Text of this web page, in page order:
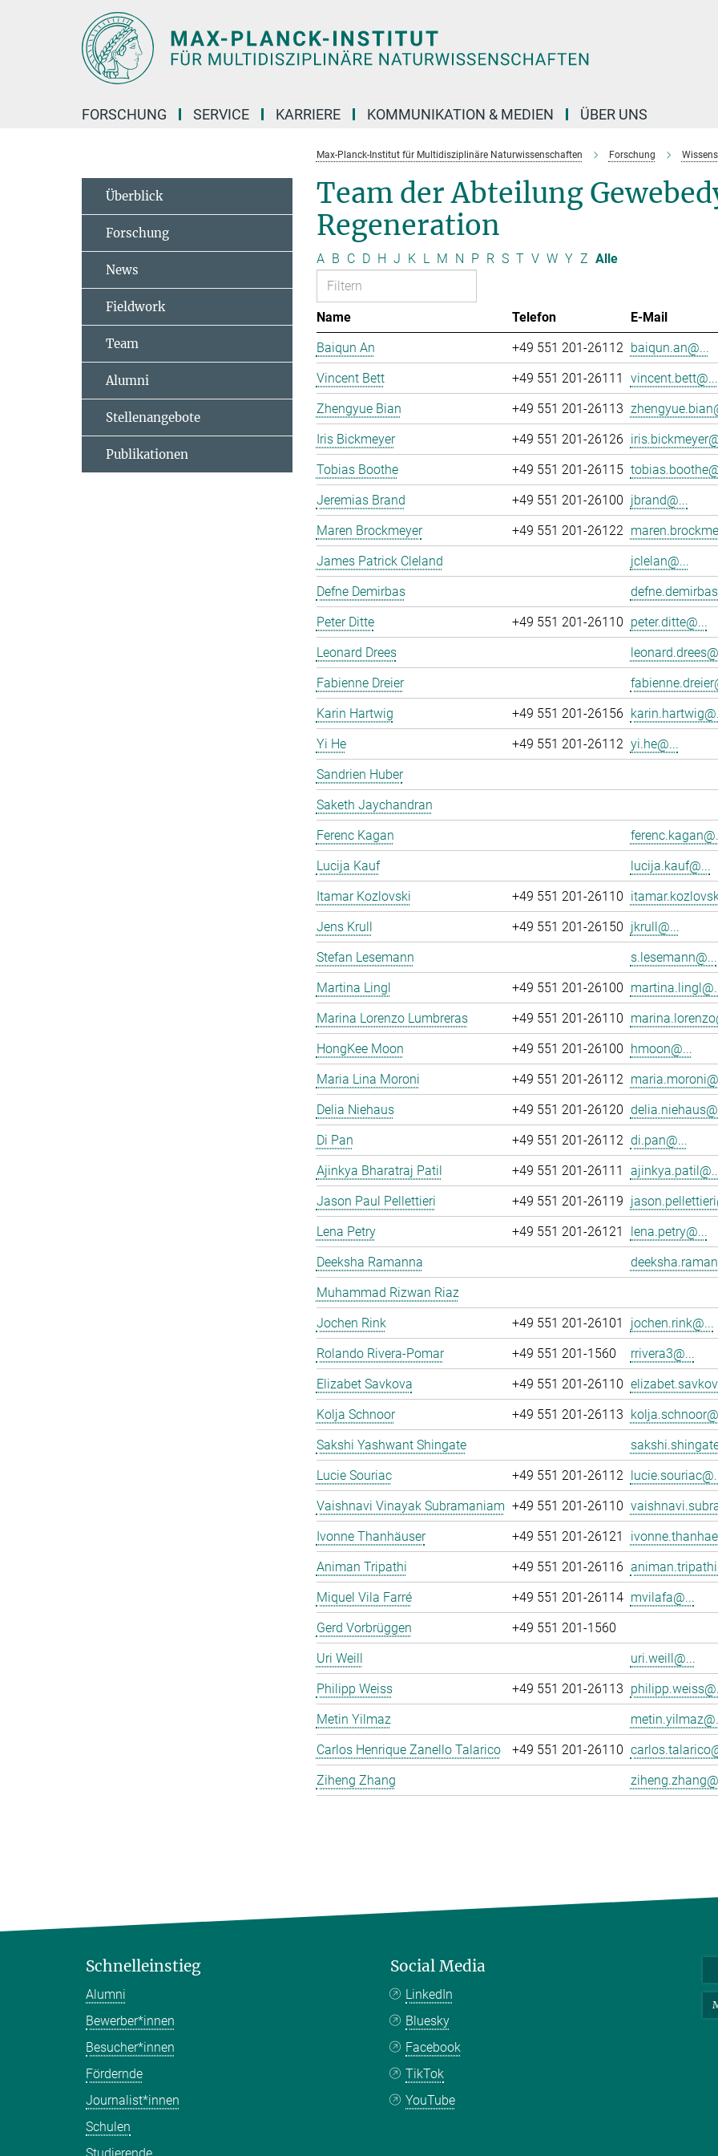
FORSCHUNG SERVICE KARRIERE KOMMUNIKATION & MEDIEN ÜBER UNS
Max-Planck-Institut für Multidisziplinäre Naturwissenschaften Forschung
Team der Abteilung
Regeneration
A B C D H J K L M N P R S T V W Y Z Alle
Name Telefon E-Mail
Baiqun An
+49 551 201-26112 baiqun.an@...
Vincent Bett
+49 551 201-26111
vincent.bett@...
Zhengyue Bian
+49 551 201-26113
Iris Bickmeyer
+49 551 201-26126
Tobias Boothe
+49 551 201-26115
Jeremias Brand
+49 551 201-26100 jbrand@...
Maren Brockmeyer
+49 551 201-26122
James Patrick Cleland
jclelan@...
Defne Demirbas
Peter Ditte
+49 551 201-26110 peter.ditte@...
Leonard Drees
Fabienne Dreier
Karin Hartwig
+49 551 201-26156
Yi He
+49 551 201-26112 yi.he@...
Sandrien Huber
Saketh Jaychandran
Ferenc Kagan
Lucija Kauf
lucija.kauf@...
Itamar Kozlovski
+49 551 201-26110
Jens Krull
+49 551 201-26150 jkrull@...
Stefan Lesemann
s.lesemann@...
Martina Lingl
+49 551 201-26100
Marina Lorenzo Lumbreras
+49 551 201-26110
HongKee Moon
+49 551 201-26100 hmoon@...
Maria Lina Moroni
+49 551 201-26112
Delia Niehaus
+49 551 201-26120
Di Pan
+49 551 201-26112 di.pan@...
Ajinkya Bharatraj Patil
+49 551 201-26111
Jason Paul Pellettieri
+49 551 201-26119
Lena Petry
+49 551 201-26121
lena.petry@...
Deeksha Ramanna
Muhammad Rizwan Riaz
Jochen Rink
+49 551 201-26101
jochen.rink@...
Rolando Rivera-Pomar
+49 551 201-1560
rrivera3@...
Elizabet Savkova
+49 551 201-26110
Kolja Schnoor
+49 551 201-26113
Sakshi Yashwant Shingate
Lucie Souriac
+49 551 201-26112
Vaishnavi Vinayak Subramaniam +49 551 201-26110
Ivonne Thanhäuser
+49 551 201-26121
Animan Tripathi
+49 551 201-26116
Miquel Vila Farré
+49 551 201-26114 mvilafa@...
Gerd Vorbrüggen
+49 551 201-1560
Uri Weill
uri.weill@...
Philipp Weiss
+49 551 201-26113
Metin Yilmaz
Carlos Henrique Zanello Talarico
+49 551 201-26110
Ziheng Zhang
Überblick
Forschung
News
Fieldwork
Team
Alumni
Stellenangebote
Publikationen
Schnelleinstieg
Alumni
Bewerber*innen
Besucher*innen
Fördernde
Journalist*innen
Schulen
Social Media
LinkedIn
Bluesky
Facebook
TikTok
YouTube